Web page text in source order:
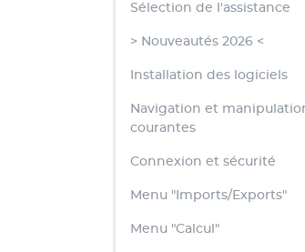
Sélection de l'assistance
> Nouveautés 2026 <
Installation des logiciels
Navigation et
courantes
Connexion et sécurité
Menu "Imports/Exports"
Menu "Calcul"